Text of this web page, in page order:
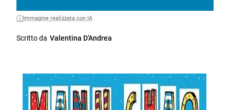
Immagine realizzata con IA
Scritto da Valentina D'Andrea